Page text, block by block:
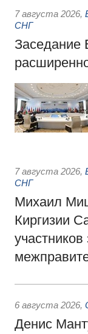
7 августа 2026,
СНГ
Заседание
7 августа 2026,
СНГ
Михаил
Киргизии
6 августа 2026,
Денис